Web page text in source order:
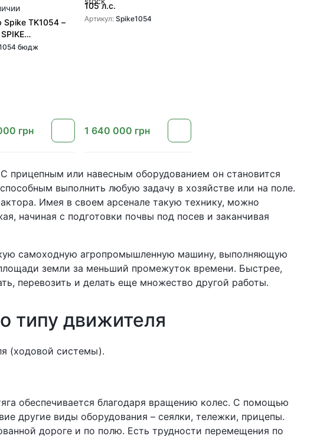
Spike TK1054 –
бюдж
грн
105 л.с.
Артикул: Spike1054
1 640 000 грн
прицепным или навесным оборудованием он становится
выполнить любую задачу в хозяйстве или на поле.
Имея в своем арсенале такую ​​технику, можно
начиная с подготовки почвы под посев и заканчивая
​​самоходную агропромышленную машину, выполняющую
земли за меньший промежуток времени. Быстрее,
перевозить и делать еще множество другой работы.
типу движителя
(ходовой системы).
обеспечивается благодаря вращению колес. С помощью
другие виды оборудования – сеялки, тележки, прицепы.
дороге и по полю. Есть трудности перемещения по